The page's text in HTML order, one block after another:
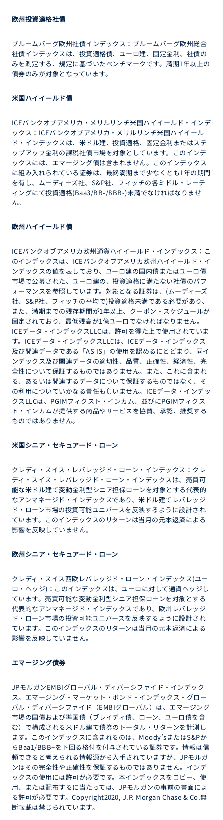
欧州投資適格社債
ブルームバーグ欧州社債インデックス：ブルームバーグ欧州総合
社債インデックスは、投資適格債、ユーロ建、固定金利、社債の
みを測定する、規定に基づいたベンチマークです。満期1年以上の
債券のみが対象となっています。
米国ハイイールド債
ICEバンクオブアメリカ・メリルリンチ米国ハイイールド・インデ
ックス：ICEバンクオブアメリカ・メリルリンチ米国ハイイール
ド・インデックスは、米ドル建、投資適格、固定金利またはステ
ップアップ金利の課税社債市場を対象としています。このインデ
ックスには、エマージング債は含まれません。このインデックス
に組み入れられている証券は、最終満期まで少なくとも1年の期間
を有し、ムーディーズ社、S&P社、フィッチの各ミドル・レーテ
ィングにて投資適格(Baa3/BB-/BBB-)未満でなければなりませ
ん。
欧州ハイイールド債
ICEバンクオブアメリカ欧州通貨ハイイールド・インデックス：こ
のインデックスは、ICEバンクオブアメリカ欧州ハイイールド・イ
ンデックスの値を表しており、ユーロ建の国内債またはユーロ債
市場で公募された、ユーロ建の、投資適格に満たない社債のパフ
ォーマンスを参照しています。対象となる証券は、(ムーディーズ
社、S&P社、フィッチの平均で)投資適格未満である必要があり、
また、満期までの残存期間が1年以上、クーポン・スケジュールが
固定されており、最低残高が1億ユーロでなければなりません。
ICEデータ・インデックスLLCは、許可を得た上で使用されていま
す。ICEデータ・インデックスLLCは、ICEデータ・インデックス
及び関連データである「AS IS」の使用を認めるにとどまり、同イ
ンデックス及び関連データの適切性、品質、正確性、経済性、完
全性について保証するものではありません。また、これに含まれ
る、あるいは関連するデータについて保証するものではなく、そ
の利用についていかなる責任も負いません。ICEデータ・インデッ
クスLLCは、PGIMフィクスト・インカム、並びにPGIMフィクス
ト・インカムが提供する商品やサービスを協賛、承認、推奨する
ものではありません。
米国シニア・セキュアード・ローン
クレディ・スイス・レバレッジド・ローン・インデックス：クレ
ディ・スイス・レバレッジド・ローン・インデックスは、売買可
能な米ドル建て変動金利型シニア担保ローンを対象とする代表的
なアンマネージド・インデックスであり、米ドル建てレバレッジ
ド・ローン市場の投資可能ユニバースを反映するように設計され
ています。このインデックスのリターンは当月の元本返済による
影響を反映していません。
欧州シニア・セキュアード・ローン
クレディ・スイス西欧レバレッジド・ローン・インデックス(ユー
ロ・ヘッジ)：このインデックスは、ユーロに対して通貨ヘッジし
ています。売買可能な変動金利型シニア担保ローンを対象とする
代表的なアンマネージド・インデックスであり、欧州レバレッジ
ド・ローン市場の投資可能ユニバースを反映するように設計され
ています。このインデックスのリターンは当月の元本返済による
影響を反映していません。
エマージング債券
JPモルガンEMBIグローバル・ディバーシファイド・インデック
ス。エマージング・マーケット・ボンド・インデックス・グロー
バル・ディバーシファイド（EMBIグローバル）は、エマージング
市場の国債および準国債（ブレイディ債、ローン、ユーロ債を含
む）で構成される米ドル建て債券のトータル・リターンを計測し
ます。このインデックスに含まれるのは、Moody’sまたはS&Pか
らBaa1/BBB+を下回る格付を付与されている証券です。情報は信
頼できると考えられる情報源から入手されていますが、JPモルガ
ンはその完全性や正確性を保証するものではありません。インデ
ックスの使用には許可が必要です。本インデックスをコピー、使
用、または配布するに当たっては、JPモルガンの事前の書面によ
る許可が必要です。Copyright2020, J.P. Morgan Chase & Co.無
断転載は禁じられています。